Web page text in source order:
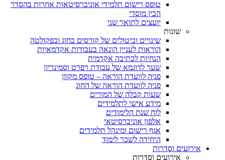
טופס רישום תלמידי אוניברסיטאות אחרות בהסדר
הבין מוסדי
יועצים לתואר שני
שונות
שינויים וביטולים של קורסים בחוג ובפקולטה
הוראות לעניין הונאה בעבודות אקדמאיות
הנחיות לכתיבה אקדמית
שער לדוגמא של עבודת רפרט וסמינריון
פניה לוועדת הוראה – טופס מקוון
פניה לוועדת הוראה של החוג
שעות קבלה של המורים
מידע אישי לתלמידים
לוח שנת הלימודים
אלפון אוניברסיטאי
אגף רישום ומינהל תלמידים
היחידה לשכר לימוד
אירועים וסדרות
אירועים וסדרות